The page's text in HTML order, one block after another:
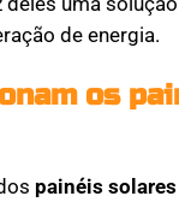
de energia.
os
painéis solares